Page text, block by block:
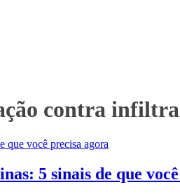
contra
5 sinais de que